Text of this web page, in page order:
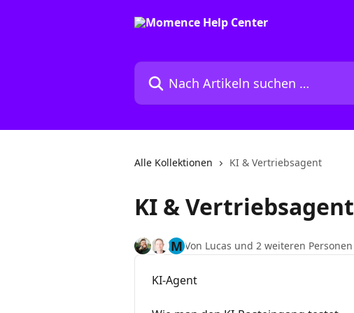
Nach Artikeln suchen …
Alle Kollektionen KI & Vertriebsagent
KI & Vertriebsagent
M Von Lucas und 2 weiteren Personen
KI-Agent